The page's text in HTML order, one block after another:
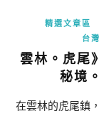
精選文章區
台
雲林。虎尾
秘境
在雲林的虎尾鎮